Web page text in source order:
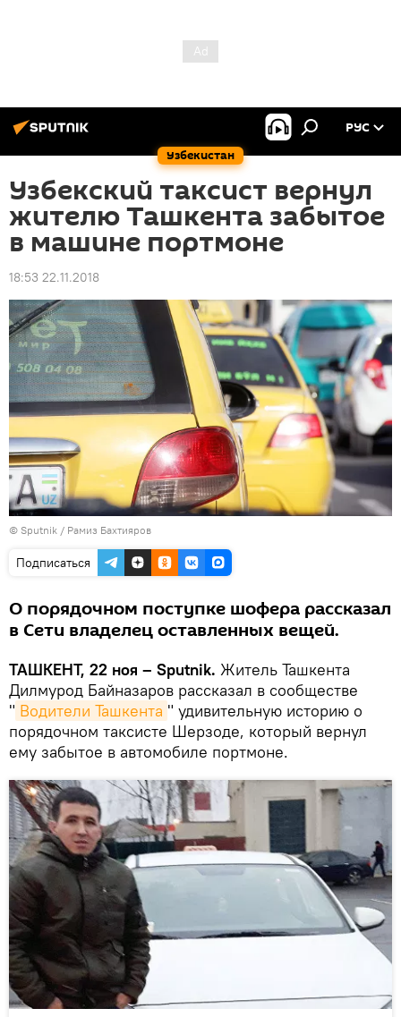
Узбекистан
РУС
Узбекский таксист вернул
жителю Ташкента забытое
в машине портмоне
18:53 22.11.2018
© Sputnik / Рамиз Бахтияров
Подписаться
О порядочном поступке шофера рассказал
в Сети владелец оставленных вещей.
ТАШКЕНТ, 22 ноя – Sputnik. Житель Ташкента
Дилмурод Байназаров рассказал в сообществе
" Водители Ташкента " удивительную историю о
порядочном таксисте Шерзоде, который вернул
ему забытое в автомобиле портмоне.